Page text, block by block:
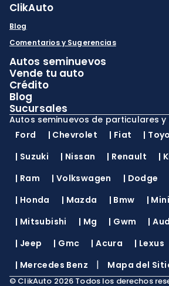
ClikAuto
Blog
Comentarios y Sugerencias
Autos seminuevos
Vende tu auto
Crédito
Blog
Sucursales
Autos seminuevos de particulares y
Ford
| Chevrolet | Fiat |
| Suzuki | Nissan | Renault |
| Ram | Volkswagen | Dodge
| Honda | Mazda | Bmw | Mini
| Mitsubishi | Mg | Gwm |
| Jeep | Gmc |Acura | Lexus
| Mercedes Benz | Mapa del
© ClikAuto 2026 Todos los derechos